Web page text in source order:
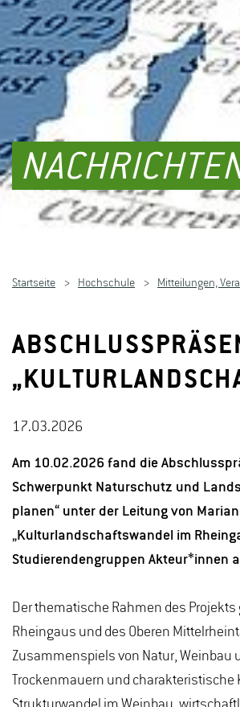
Startseite Hochschule Mitteilungen,
17.03.2026
Am 10.02.2026 fand die
Schwerpunkt Naturschutz und
planen“ unter der Leitung von
„Kulturlandschaftswandel im
Studierendengruppen Akteur*innen
Der thematische Rahmen des
Rheingaus und des Oberen
Zusammenspiels von Natur, Weinbau
Trockenmauern und charakteristische